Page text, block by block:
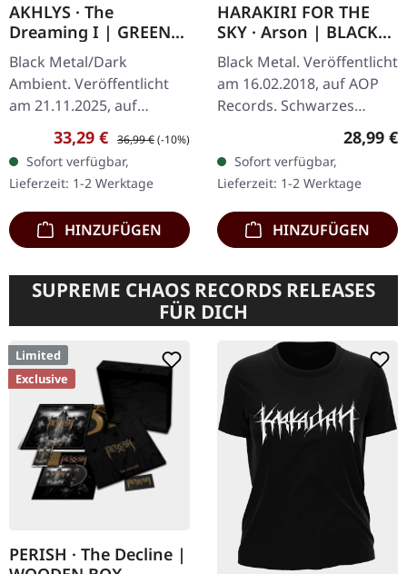
AKHLYS · The
Dreaming I | GREEN
GALAXY 2LP
Black Metal/Dark
Ambient. Veröffentlicht
am 21.11.2025, auf
Debemur Morti
Productions. Dukelgrün
"Galaxy Effekt" Doppel-
Vinyl im Gatefold-Cover
mit…
Verkaufspreis:
33,29 € Regulärer Preis:
36,99 €(-10%)
Sofort verfügbar,
Lieferzeit: 1-2 Werktage
HINZUFÜGEN
HARAKIRI FOR THE
SKY · Arson | BLACK
2LP
Black Metal. Veröffentlicht
am 16.02.2018, auf AOP
Records. Schwarzes
Doppel-Vinyl im Gatefold-
Cover mit goldenem
Druck und 16-seitigem
Booklet mit…
28,99 €
Sofort verfügbar,
Lieferzeit: 1-2 Werktage
HINZUFÜGEN
SUPREME CHAOS RECORDS RELEASES
FÜR DICH
Limited
Exclusive
PERISH · The Decline |